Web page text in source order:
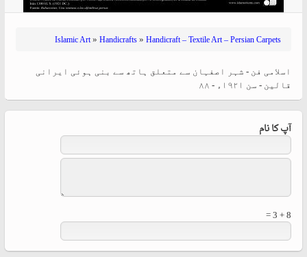
Islamic Art» Handicrafts » Handicraft – Textile Art – Persian Carpets
اسلامی فن - شہر اصفہان سے متعلق ہاتھ سے بنی ہوئی ایرانی
قالین - سن ۱۹۲۱ء - ۸۸
آپ کا نام
8 + 3 =